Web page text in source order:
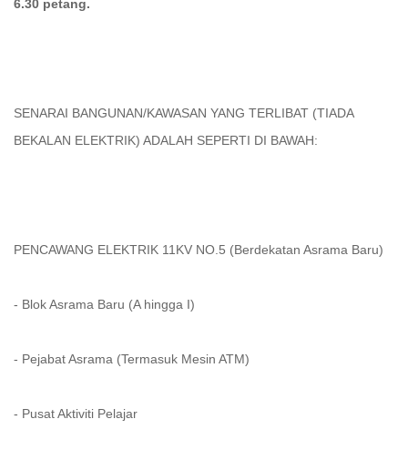
6.30 petang.
SENARAI BANGUNAN/KAWASAN YANG TERLIBAT (TIADA
BEKALAN ELEKTRIK) ADALAH SEPERTI DI BAWAH:
PENCAWANG ELEKTRIK 11KV NO.5 (Berdekatan Asrama Baru)
- Blok Asrama Baru (A hingga I)
- Pejabat Asrama (Termasuk Mesin ATM)
- Pusat Aktiviti Pelajar